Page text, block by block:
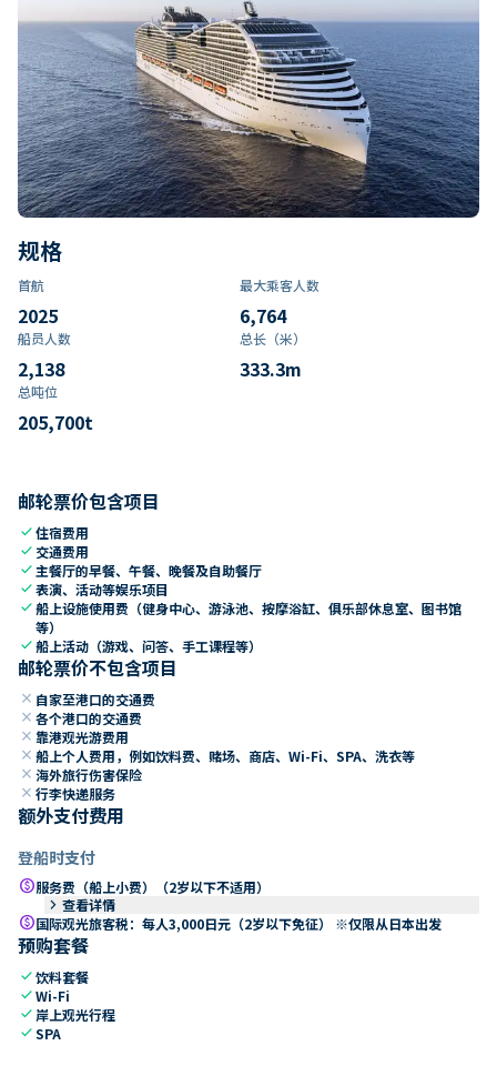
规格
首航
2025
最大乘客人数
6,764
船员人数
2,138
总长（米）
333.3m
总吨位
205,700t
邮轮票价包含项目
check住宿费用
check 交通费用
check 主餐厅的早餐、午餐、晚餐及自助餐厅
check表演、活动等娱乐项目
check船上设施使用费（健身中心、游泳池、按摩浴缸、俱乐部休息室、图书馆
等）
check船上活动（游戏、问答、手工课程等）
邮轮票价不包含项目
close 自家至港口的交通费
close 各个港口的交通费
close 靠港观光游费用
close 船上个人费用，例如饮料费、赌场、商店、Wi-Fi、SPA、洗衣等
close 海外旅行伤害保险
close 行李快递服务
额外支付费用
登船时支付
paid服务费（船上小费）（2岁以下不适用）
keyboard_arrow_right 查看详情
paid国际观光旅客税：每人3,000日元（2岁以下免征） ※仅限从日本出发
预购套餐
check饮料套餐
checkWi-Fi
check 岸上观光行程
checkSPA